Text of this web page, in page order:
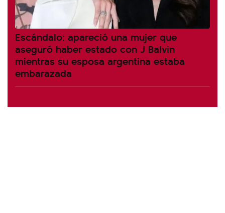
Escándalo: apareció una mujer que
aseguró haber estado con J Balvin
mientras su esposa argentina estaba
embarazada